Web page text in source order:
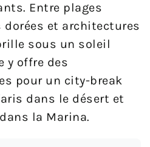
Entre plages
dorées et architectures
sous un soleil
y offre des
pour un city-break
dans le désert et
la Marina.